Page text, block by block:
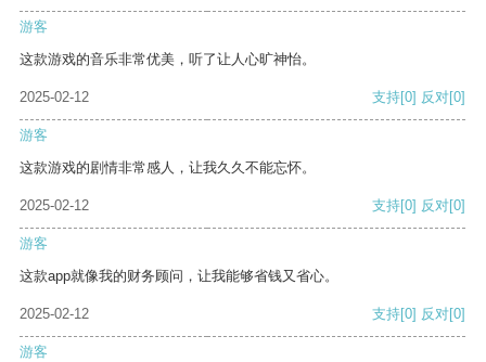
游客
这款游戏的音乐非常优美，听了让人心旷神怡。
2025-02-12 支持[0] 反对[0]
游客
这款游戏的剧情非常感人，让我久久不能忘怀。
2025-02-12 支持[0] 反对[0]
游客
这款app就像我的财务顾问，让我能够省钱又省心。
2025-02-12 支持[0] 反对[0]
游客